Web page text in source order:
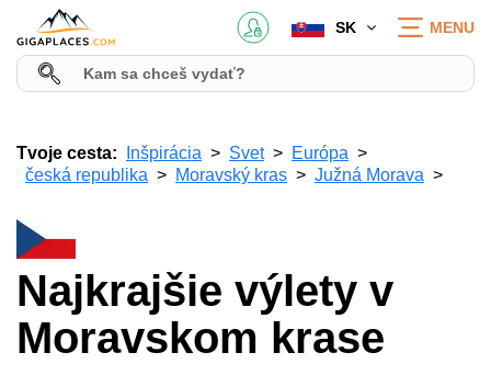
SK MENU
Tvoje cesta: Inšpirácia Svet
Európa
česká republika
Moravský kras Južná Morava
Najkrajšie výlety v
Moravskom krase